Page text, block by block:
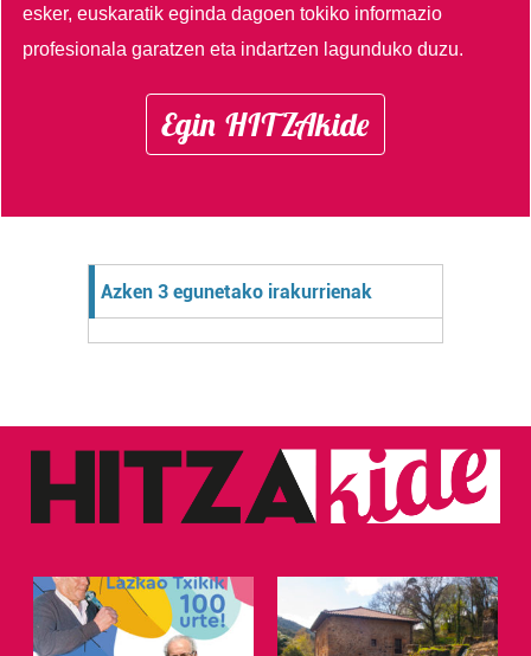
esker, euskaratik eginda dagoen tokiko informazio
profesionala garatzen eta indartzen lagunduko duzu.
Egin HITZAkide
Azken 3 egunetako irakurrienak